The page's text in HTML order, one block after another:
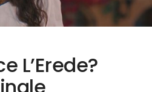
L’Erede?